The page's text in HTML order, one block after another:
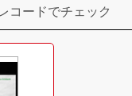
コードでチェック